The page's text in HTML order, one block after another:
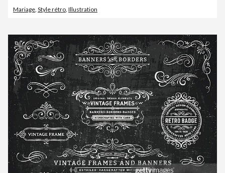
Mariage, Style rétro, Illustration